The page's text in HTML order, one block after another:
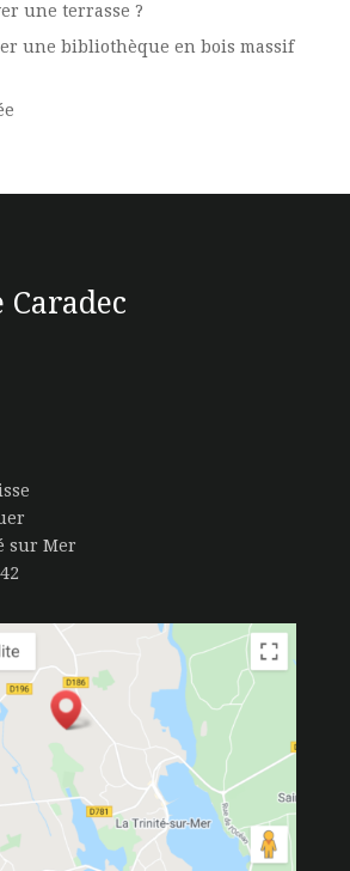
une terrasse ?
une bibliothèque en bois massif
Caradec
sur Mer